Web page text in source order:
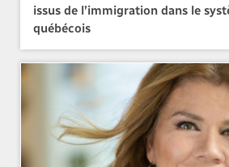
issus de l’immigration dans le
québécois